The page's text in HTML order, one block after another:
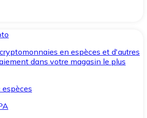
en espèces et d'autres
dans votre magasin le plus